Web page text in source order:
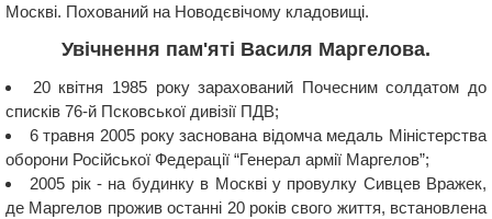
Москві. Похований на Новодєвічому кладовищі.
Увічнення пам'яті Василя Маргелова.
20 квітня 1985 року зарахований Почесним солдатом до
списків 76-й Псковської дивізії ПДВ;
6 травня 2005 року заснована відомча медаль Міністерства
оборони Російської Федерації “Генерал армії Маргелов”;
2005 рік - на будинку в Москві у провулку Сивцев Вражек,
де Маргелов прожив останні 20 років свого життя, встановлена